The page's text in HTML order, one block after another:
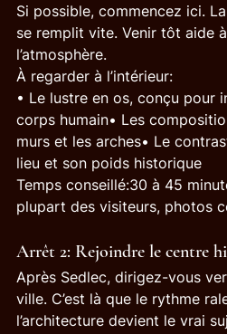
Si possible, commencez ici.
se remplit vite. Venir tôt aide
l’atmosphère.
À regarder à l’intérieur:
• Le lustre en os, conçu pour
corps humain• Les
murs et les arches• Le
lieu et son poids historique
Temps conseillé:30 à 45
plupart des visiteurs, photos
Arrêt 2: Rejoindre le centre
Après Sedlec, dirigez-vous
ville. C’est là que le rythme
l’architecture devient le vrai